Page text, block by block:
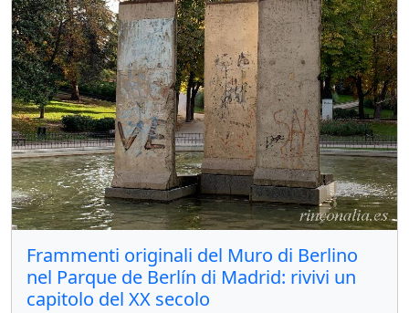
Frammenti originali del Muro di Berlino
nel Parque de Berlín di Madrid: rivivi un
capitolo del XX secolo